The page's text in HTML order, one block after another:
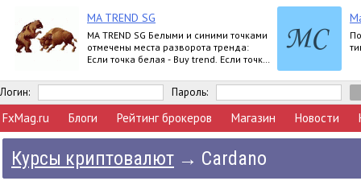
MA TREND SG
MA TREND SG Белыми и синими точками
отмечены места разворота тренда:
Если точка белая - Buy trend. Если точка
Логин: Пароль:
FxMag.ru Блоги Рейтинг брокеров Магазин Новости
Курсы криптовалют → Cardano